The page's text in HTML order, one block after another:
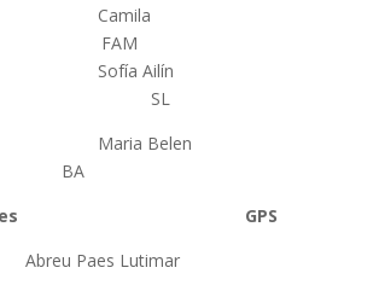
Camila
FAM
Sofía Ailín
SL
Maria Belen
BA
varones GPS
Paes Lutimar